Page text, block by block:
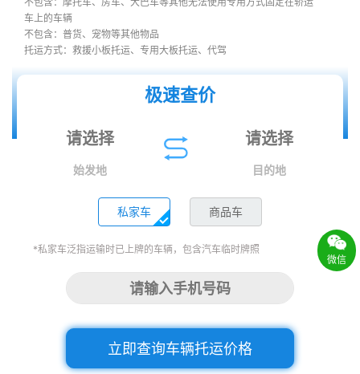
车上的车辆
不包含：普货、宠物等其他物品
托运方式：救援小板托运、专用大板托运、代驾
极速查价
始发地 目的地
私家车 商品车
*私家车泛指运输时已上牌的车辆，包含汽车临时牌照
立即查询车辆托运价格
微信